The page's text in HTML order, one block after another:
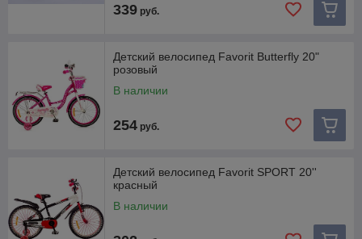
339 руб.
Детский велосипед Favorit Butterfly 20"
розовый
В наличии
254 руб.
Детский велосипед Favorit SPORT 20''
красный
В наличии